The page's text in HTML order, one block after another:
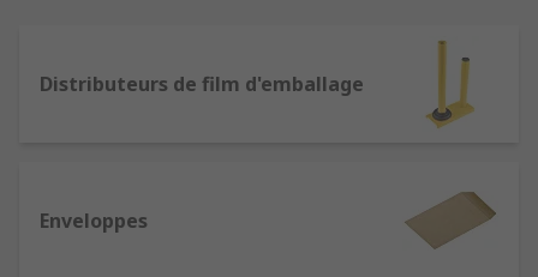
l'emballage d'articles plus grands et plus
volumineux, tels que les thermosoudeuses, les
Distributeurs de film d'emballage
Enveloppes